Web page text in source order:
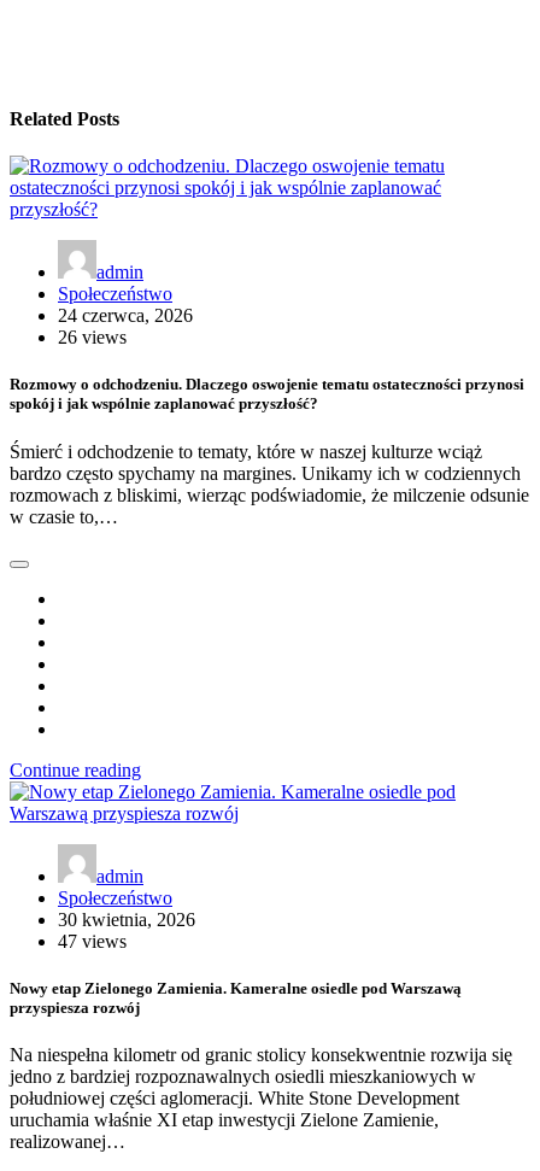
Related Posts
admin
Społeczeństwo
24 czerwca, 2026
26 views
Rozmowy o odchodzeniu. Dlaczego oswojenie tematu ostateczności przynosi
spokój i jak wspólnie zaplanować przyszłość?
Śmierć i odchodzenie to tematy, które w naszej kulturze wciąż
bardzo często spychamy na margines. Unikamy ich w codziennych
rozmowach z bliskimi, wierząc podświadomie, że milczenie odsunie
w czasie to,…
Continue reading
admin
Społeczeństwo
30 kwietnia, 2026
47 views
Nowy etap Zielonego Zamienia. Kameralne osiedle pod Warszawą
przyspiesza rozwój
Na niespełna kilometr od granic stolicy konsekwentnie rozwija się
jedno z bardziej rozpoznawalnych osiedli mieszkaniowych w
południowej części aglomeracji. White Stone Development
uruchamia właśnie XI etap inwestycji Zielone Zamienie,
realizowanej…